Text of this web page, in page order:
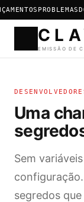
PROBLEMAS
Uma
Sem
segredos